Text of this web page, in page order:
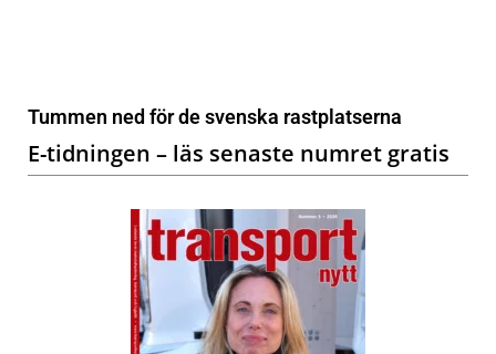
Tummen ned för de svenska rastplatserna
E-tidningen – läs senaste numret gratis